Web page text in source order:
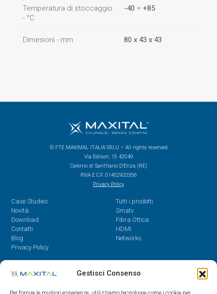
Gestisci Consenso
Temperatura di stoccaggio
- °C
-40 ÷ +85
Dimesioni - mm 80 x 43 x 43
© FTE MAXIMAL ITALIA SRLU – All rights reserved
Via Edison, 15 42049
Calerno di Sant’Ilario D’Enza (RE)
P.IVA E C.F. 01452920356
Privacy Policy
Case Studies
Novità
Download
Contatti
Blog
Privacy Policy
Tutti i prodotti
Smatv
Fibra Ottica
HDMI
Networks
Contatti